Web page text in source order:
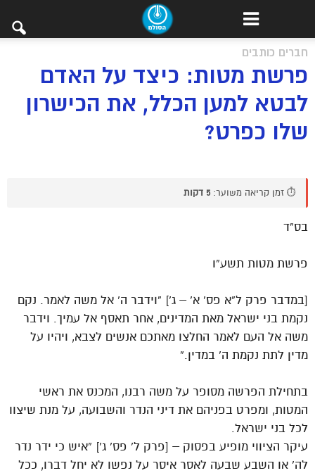
חברים כותבים
פרשת מטות: כיצד על האדם
לבטא למען הכלל, את הכישרון
שלו כפרט?
⏱️ זמן קריאה משוער: 5 דקות
בס”ד
פרשת מטות תשע”ו
[במדבר פרק ל”א פס’ א’ – ג’] “וידבר ה’ אל משה לאמר. נקם
נקמת בני ישראל מאת המדינים, אחר תאסף אל עמיך. וידבר
משה אל העם לאמר החלצו מאתכם אנשים לצבא, ויהיו על
מדין לתת נקמת ה’ במדין.”
בתחילת הפרשה מסופר על משה רבנו, המכנס את ראשי
המטות, ומפרט בפניהם את דיני הנדר והשבועה, על מנת שיצוו
לכל בני ישראל.
עיקר הציווי מופיע בפסוק – [פרק ל’ פס’ ג’] “איש כי ידר נדר
לה’ או השבע שבעה לאסר איסר על נפשו לא יחל דברו, ככל